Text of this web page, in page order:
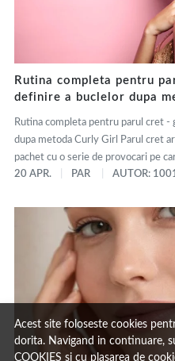
Acest site foloseste cookies
dorita. Navigand in continuare,
COOKIES si cu plasarea de
Rutina completa pentru
definire a buclelor dupa
Rutina completa pentru parul cret
dupa metoda Curly Girl Parul cret
pachet cu o serie de provocari pe
20 APR.
PAR AUTOR: